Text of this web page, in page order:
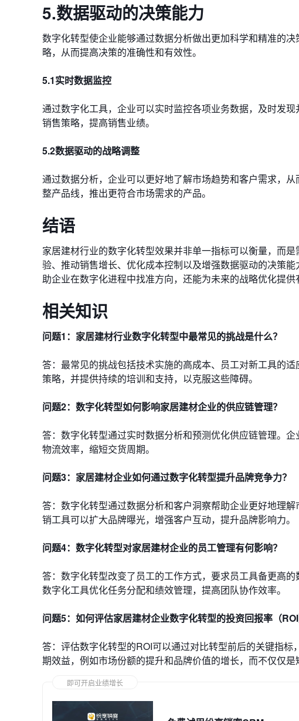
5.数据驱动的决策能力
数字化转型使企业能够通过数据分析做出更加科学和精准的
略，从而提高决策的准确性和有效性。
5.1实时数据监控
通过数字化工具，企业可以实时监控各项业务数据，及时发
销售策略，提高销售业绩。
5.2数据驱动的战略调整
通过数据分析，企业可以更好地了解市场趋势和客户需求，
整产品线，推出更符合市场需求的产品。
结语
家居建材行业的数字化转型效果并非单一指标可以衡量，而
验、推动销售增长、优化成本控制以及增强数据驱动的决策
助企业在数字化进程中找准方向，还能为未来的战略优化提供
相关知识
问题1：家居建材行业数字化转型中最常见的挑战是什么？
答：最常见的挑战包括技术实施的高成本、员工对新工具的
策略，并提供持续的培训和支持，以克服这些障碍。
问题2：数字化转型如何影响家居建材企业的供应链管理？
答：数字化转型通过实时数据分析和预测优化供应链管理。
物流效率，缩短交货周期。
问题3：家居建材企业如何通过数字化转型提升品牌竞争力？
答：数字化转型通过数据分析和客户洞察帮助企业更好地理
销工具可以扩大品牌曝光，增强客户互动，提升品牌影响力。
问题4：数字化转型对家居建材企业的员工管理有何影响？
答：数字化转型改变了员工的工作方式，要求员工具备更高
数字化工具优化任务分配和绩效管理，提高团队协作效率。
问题5：如何评估家居建材企业数字化转型的投资回报率（ROI
答：评估数字化转型的ROI可以通过对比转型前后的关键指
期效益，例如市场份额的提升和品牌价值的增长，而不仅
即可开启业绩增长